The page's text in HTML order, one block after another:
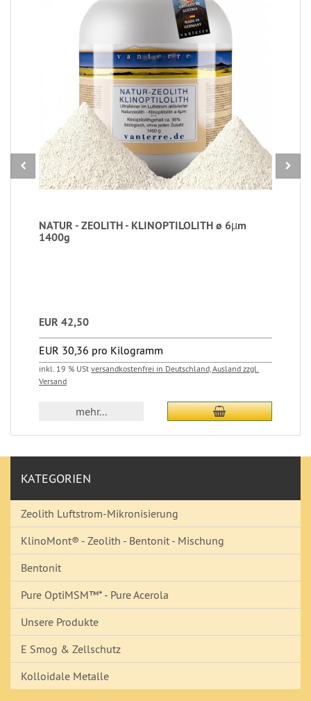
NATUR - ZEOLITH - KLINOPTILOLITH ø 6µm
1400g
EUR 42,50
EUR 30,36 pro Kilogramm
inkl. 19 % USt versandkostenfrei in Deutschland, Ausland zzgl.
Versand
mehr... In den Warenkorb
KATEGORIEN
Zeolith Luftstrom-Mikronisierung
KlinoMont® - Zeolith - Bentonit - Mischung
Bentonit
Pure OptiMSM™* - Pure Acerola
Unsere Produkte
E Smog & Zellschutz
Kolloidale Metalle